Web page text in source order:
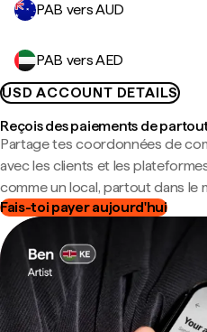
PAB vers AUD
PAB vers AED
USD ACCOUNT DETAILS
Reçois des paiements de
Partage tes coordonnées de
avec les clients et les
comme un local, partout dans le
Fais-toi payer aujourd'hui